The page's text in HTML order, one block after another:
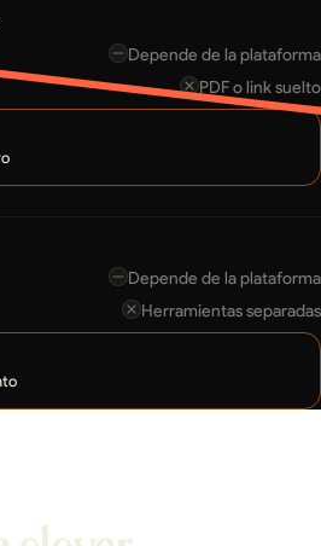
Depende de la plataforma
PDF o link suelto
Depende de la plataforma
Herramientas separadas